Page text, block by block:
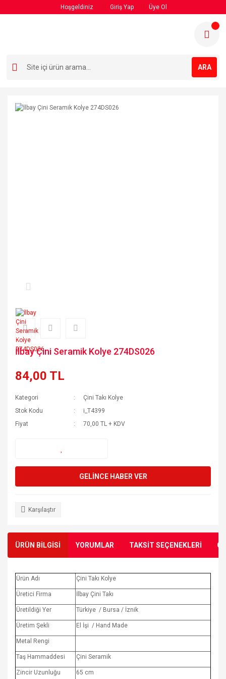
Hoşgeldiniz Giriş Yap Üye Ol
ARA
İlbay Çini Seramik Kolye 274DS026
84,00 TL
Kategori
Çini Takı Kolye
Stok Kodu
i_T4399
Fiyat
70,00 TL + KDV
GELİNCE HABER VER
Karşılaştır
ÜRÜN BİLGİSİ YORUMLAR TAKSİT SEÇENEKLERİ
Ürün Adı Çini Takı Kolye
Üretici Firma İlbay Çini Takı
Üretildiği Yer Türkiye / Bursa / İznik
Üretim Şekli El İşi / Hand Made
Metal Rengi
Taş Hammaddesi Çini Seramik
Zincir Uzunluğu 65 cm